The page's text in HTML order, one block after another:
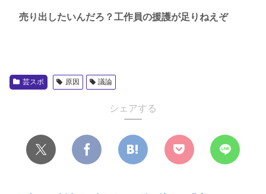
売り出したいんだろ？工作員の援護が足りねえぞ
芸スポ 原因 議論
シェアする